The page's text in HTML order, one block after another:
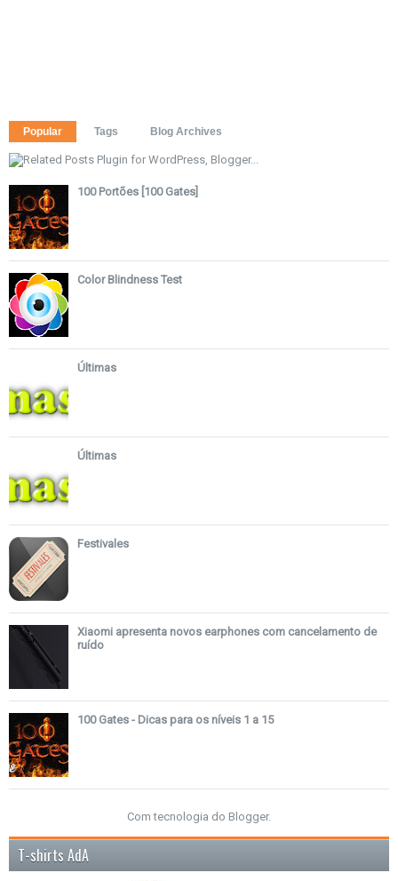
Popular Tags Blog Archives
100 Portões [100 Gates]
Color Blindness Test
Últimas
Últimas
Festivales
Xiaomi apresenta novos earphones com cancelamento de
ruído
100 Gates - Dicas para os níveis 1 a 15
Com tecnologia do Blogger.
T-shirts AdA